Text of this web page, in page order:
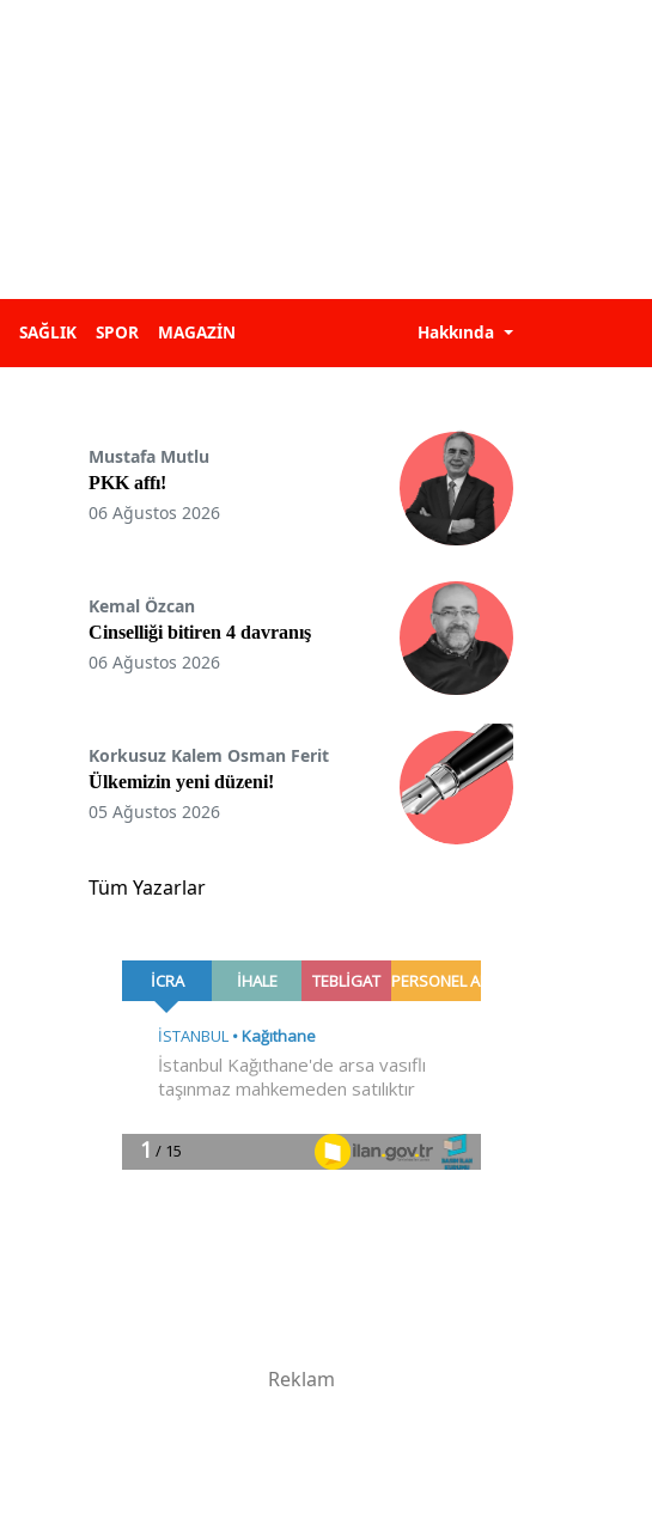
SAĞLIK SPOR MAGAZİN Hakkında
Mustafa Mutlu
PKK affı!
06 Ağustos 2026
Kemal Özcan
Cinselliği bitiren 4 davranış
06 Ağustos 2026
Korkusuz Kalem Osman Ferit
Ülkemizin yeni düzeni!
05 Ağustos 2026
Tüm Yazarlar